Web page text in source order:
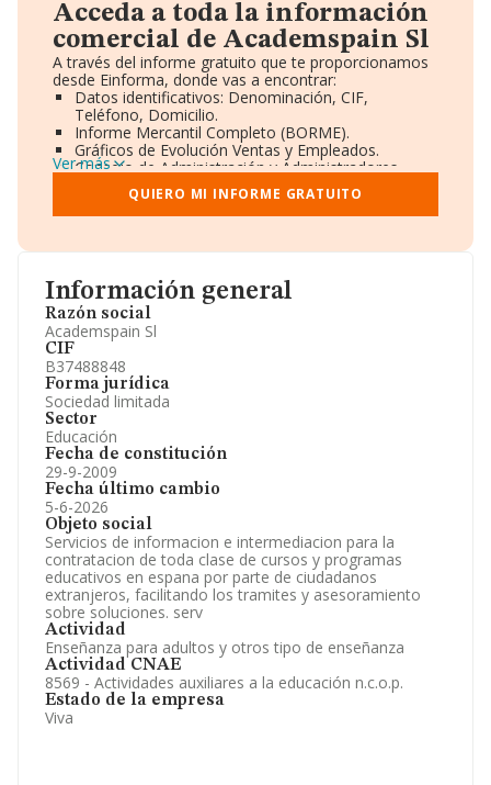
Información general
Razón social
Academspain Sl
CIF
B37488848
Forma jurídica
Sociedad limitada
Sector
Educación
Fecha de constitución
29-9-2009
Fecha último cambio
5-6-2026
Objeto social
Servicios de informacion e intermediacion para la
contratacion de toda clase de cursos y programas
educativos en espana por parte de ciudadanos
extranjeros, facilitando los tramites y asesoramiento
sobre soluciones. serv
Actividad
Enseñanza para adultos y otros tipo de enseñanza
Actividad CNAE
8569 - Actividades auxiliares a la educación n.c.o.p.
Estado de la empresa
Viva
Acceda a toda la información
comercial de Academspain Sl
A través del informe gratuito que te proporcionamos
desde Einforma, donde vas a encontrar:
Datos identificativos: Denominación, CIF,
Teléfono, Domicilio.
Informe Mercantil Completo (BORME).
Gráficos de Evolución Ventas y Empleados.
Consejo de Administración y Administradores.
Directivos y Ejecutivos.
Accionistas.
Participaciones y Vinculaciones en otras empresas.
Información oficial y registral complementaria.
Ver más
QUIERO MI INFORME GRATUITO